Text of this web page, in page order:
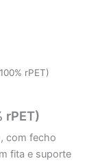
rPET)
rPET)
com fecho
fita e suporte